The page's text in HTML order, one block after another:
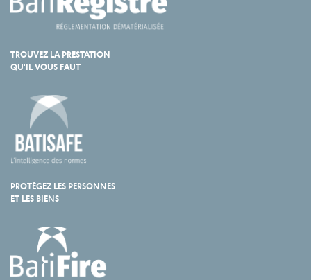
TROUVEZ LA PRESTATION
QU'IL VOUS FAUT
PROTÉGEZ LES PERSONNES
ET LES BIENS